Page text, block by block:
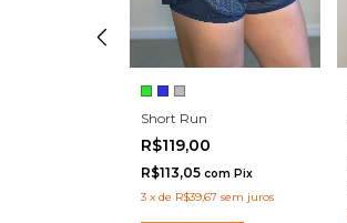
Short Run
R$119,00
R$113,05 com Pix
3 x de R$39,67 sem juros